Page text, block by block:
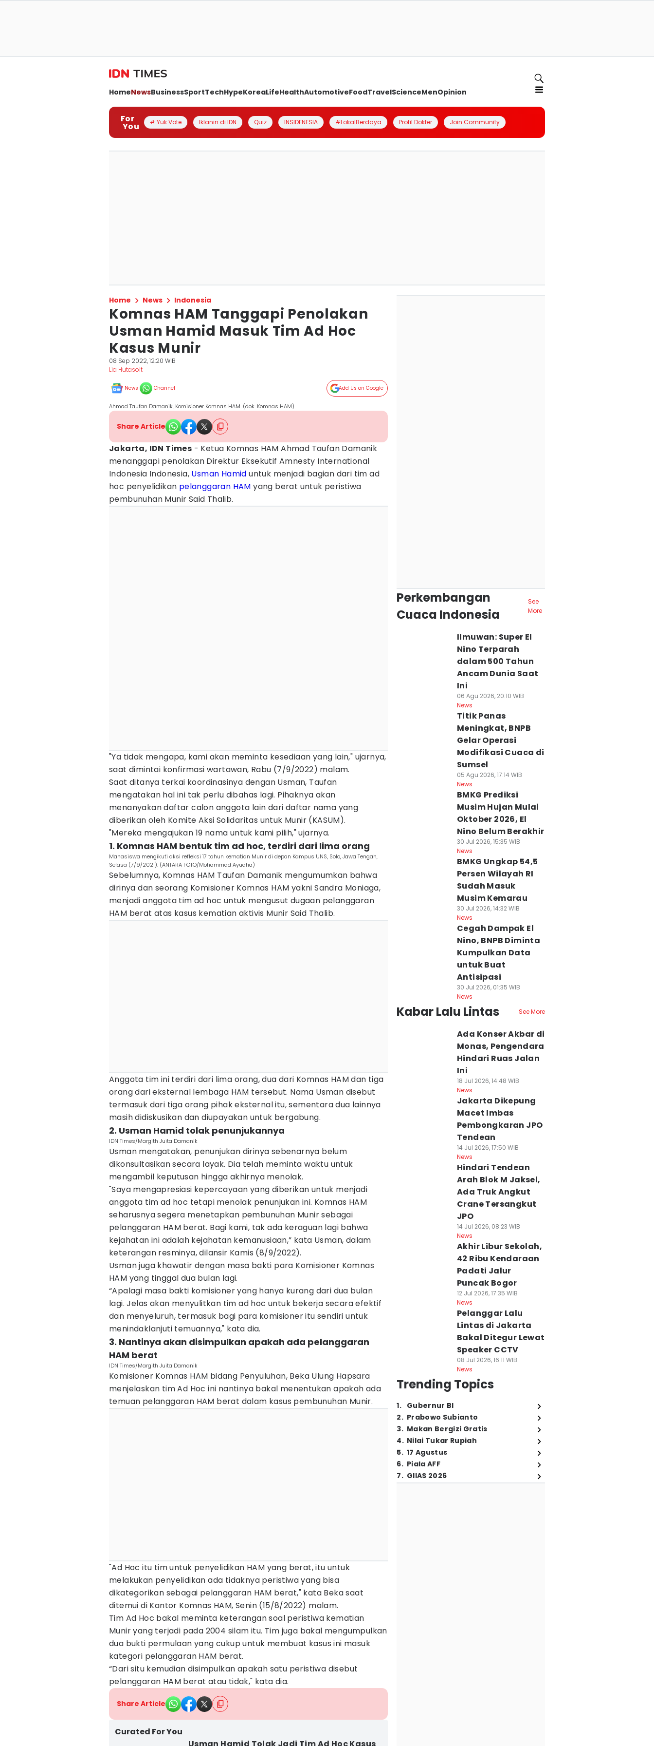
HomeNewsBusinessSportTechHypeKoreaLifeHealthAutomotiveFoodTravelScienceMenOpinion
For
You # Yuk Vote Iklanin di IDN Quiz INSIDENESIA #LokalBerdaya Profil Dokter Join Community
Home News Indonesia
Komnas HAM Tanggapi Penolakan
Usman Hamid Masuk Tim Ad Hoc
Kasus Munir
08 Sep 2022, 12:20 WIB
Lia Hutasoit
News Channel Add Us on Google
Ahmad Taufan Damanik, Komisioner Komnas HAM. (dok. Komnas HAM)
Share Article
Jakarta, IDN Times - Ketua Komnas HAM Ahmad Taufan Damanik
menanggapi penolakan Direktur Eksekutif Amnesty International
Indonesia Indonesia, Usman Hamid untuk menjadi bagian dari tim ad
hoc penyelidikan pelanggaran HAM yang berat untuk peristiwa
pembunuhan Munir Said Thalib.
"Ya tidak mengapa, kami akan meminta kesediaan yang lain," ujarnya,
saat dimintai konfirmasi wartawan, Rabu (7/9/2022) malam.
Saat ditanya terkai koordinasinya dengan Usman, Taufan
mengatakan hal ini tak perlu dibahas lagi. Pihaknya akan
menanyakan daftar calon anggota lain dari daftar nama yang
diberikan oleh Komite Aksi Solidaritas untuk Munir (KASUM).
"Mereka mengajukan 19 nama untuk kami pilih," ujarnya.
1. Komnas HAM bentuk tim ad hoc, terdiri dari lima orang
Mahasiswa mengikuti aksi refleksi 17 tahun kematian Munir di depan Kampus UNS, Solo, Jawa Tengah,
Selasa (7/9/2021). (ANTARA FOTO/Mohammad Ayudha)
Sebelumnya, Komnas HAM Taufan Damanik mengumumkan bahwa
dirinya dan seorang Komisioner Komnas HAM yakni Sandra Moniaga,
menjadi anggota tim ad hoc untuk mengusut dugaan pelanggaran
HAM berat atas kasus kematian aktivis Munir Said Thalib.
Anggota tim ini terdiri dari lima orang, dua dari Komnas HAM dan tiga
orang dari eksternal lembaga HAM tersebut. Nama Usman disebut
termasuk dari tiga orang pihak eksternal itu, sementara dua lainnya
masih didiskusikan dan diupayakan untuk bergabung.
2. Usman Hamid tolak penunjukannya
IDN Times/Margith Juita Damanik
Usman mengatakan, penunjukan dirinya sebenarnya belum
dikonsultasikan secara layak. Dia telah meminta waktu untuk
mengambil keputusan hingga akhirnya menolak.
"Saya mengapresiasi kepercayaan yang diberikan untuk menjadi
anggota tim ad hoc tetapi menolak penunjukan ini. Komnas HAM
seharusnya segera menetapkan pembunuhan Munir sebagai
pelanggaran HAM berat. Bagi kami, tak ada keraguan lagi bahwa
kejahatan ini adalah kejahatan kemanusiaan,” kata Usman, dalam
keterangan resminya, dilansir Kamis (8/9/2022).
Usman juga khawatir dengan masa bakti para Komisioner Komnas
HAM yang tinggal dua bulan lagi.
“Apalagi masa bakti komisioner yang hanya kurang dari dua bulan
lagi. Jelas akan menyulitkan tim ad hoc untuk bekerja secara efektif
dan menyeluruh, termasuk bagi para komisioner itu sendiri untuk
menindaklanjuti temuannya," kata dia.
3. Nantinya akan disimpulkan apakah ada pelanggaran
HAM berat
IDN Times/Margith Juita Damanik
Komisioner Komnas HAM bidang Penyuluhan, Beka Ulung Hapsara
menjelaskan tim Ad Hoc ini nantinya bakal menentukan apakah ada
temuan pelanggaran HAM berat dalam kasus pembunuhan Munir.
"Ad Hoc itu tim untuk penyelidikan HAM yang berat, itu untuk
melakukan penyelidikan ada tidaknya peristiwa yang bisa
dikategorikan sebagai pelanggaran HAM berat," kata Beka saat
ditemui di Kantor Komnas HAM, Senin (15/8/2022) malam.
Tim Ad Hoc bakal meminta keterangan soal peristiwa kematian
Munir yang terjadi pada 2004 silam itu. Tim juga bakal mengumpulkan
dua bukti permulaan yang cukup untuk membuat kasus ini masuk
kategori pelanggaran HAM berat.
“Dari situ kemudian disimpulkan apakah satu peristiwa disebut
pelanggaran HAM berat atau tidak," kata dia.
Share Article
Curated For You
Perkembangan
Cuaca Indonesia
See
More
Ilmuwan: Super El
Nino Terparah
dalam 500 Tahun
Ancam Dunia Saat
Ini
06 Agu 2026, 20:10 WIB
News
Titik Panas
Meningkat, BNPB
Gelar Operasi
Modifikasi Cuaca di
Sumsel
05 Agu 2026, 17:14 WIB
News
BMKG Prediksi
Musim Hujan Mulai
Oktober 2026, El
Nino Belum Berakhir
30 Jul 2026, 15:35 WIB
News
BMKG Ungkap 54,5
Persen Wilayah RI
Sudah Masuk
Musim Kemarau
30 Jul 2026, 14:32 WIB
News
Cegah Dampak El
Nino, BNPB Diminta
Kumpulkan Data
untuk Buat
Antisipasi
30 Jul 2026, 01:35 WIB
News
Kabar Lalu Lintas See More
Ada Konser Akbar di
Monas, Pengendara
Hindari Ruas Jalan
Ini
18 Jul 2026, 14:48 WIB
News
Jakarta Dikepung
Macet Imbas
Pembongkaran JPO
Tendean
14 Jul 2026, 17:50 WIB
News
Hindari Tendean
Arah Blok M Jaksel,
Ada Truk Angkut
Crane Tersangkut
JPO
14 Jul 2026, 08:23 WIB
News
Akhir Libur Sekolah,
42 Ribu Kendaraan
Padati Jalur
Puncak Bogor
12 Jul 2026, 17:35 WIB
News
Pelanggar Lalu
Lintas di Jakarta
Bakal Ditegur Lewat
Speaker CCTV
08 Jul 2026, 16:11 WIB
News
Trending Topics
1. Gubernur BI
2. Prabowo Subianto
3. Makan Bergizi Gratis
4. Nilai Tukar Rupiah
5. 17 Agustus
6. Piala AFF
7. GIIAS 2026